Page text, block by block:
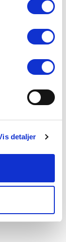
under
Cookiepolitik,
detaljer